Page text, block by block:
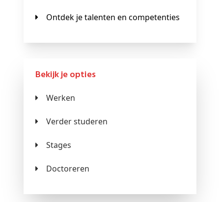
Ontdek je talenten en competenties
Bekijk je opties
Werken
Verder studeren
Stages
Doctoreren